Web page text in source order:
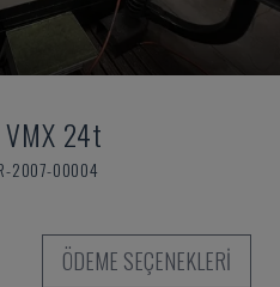
VMX 24t
2007-00004
ÖDEME SEÇENEKLERI